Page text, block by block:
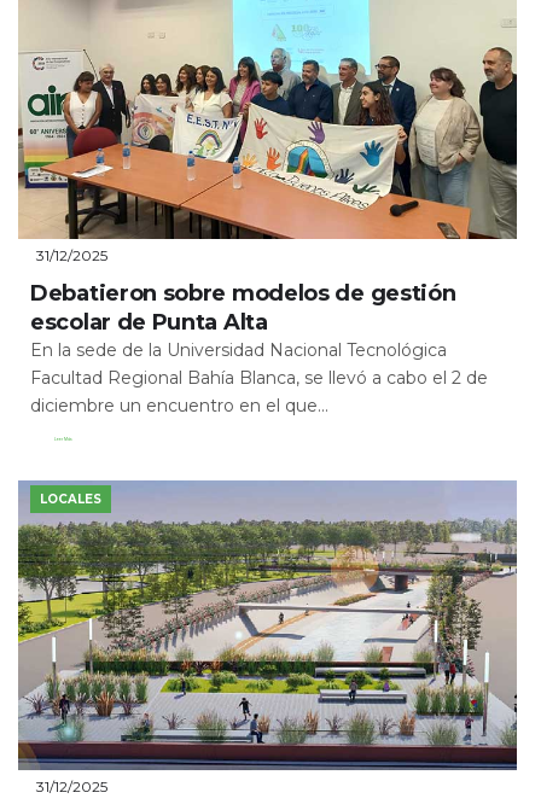
31/12/2025
Debatieron sobre modelos de gestión
escolar de Punta Alta
En la sede de la Universidad Nacional Tecnológica
Facultad Regional Bahía Blanca, se llevó a cabo el 2 de
diciembre un encuentro en el que...
Leer Más
LOCALES
31/12/2025